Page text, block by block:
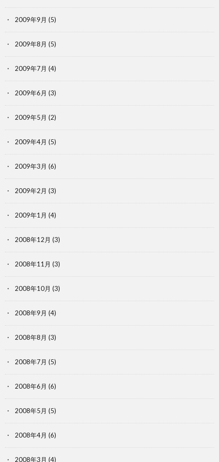
2009年9月 (5)
2009年8月 (5)
2009年7月 (4)
2009年6月 (3)
2009年5月 (2)
2009年4月 (5)
2009年3月 (6)
2009年2月 (3)
2009年1月 (4)
2008年12月 (3)
2008年11月 (3)
2008年10月 (3)
2008年9月 (4)
2008年8月 (3)
2008年7月 (5)
2008年6月 (6)
2008年5月 (5)
2008年4月 (6)
2008年3月 (4)